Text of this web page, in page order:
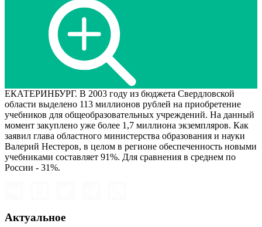
ЕКАТЕРИНБУРГ. В 2003 году из бюджета Свердловской
области выделено 113 миллионов рублей на приобретение
учебников для общеобразовательных учреждений. На данный
момент закуплено уже более 1,7 миллиона экземпляров. Как
заявил глава областного министерства образования и науки
Валерий Нестеров, в целом в регионе обеспеченность новыми
учебниками составляет 91%. Для сравнения в среднем по
России - 31%.
Актуальное